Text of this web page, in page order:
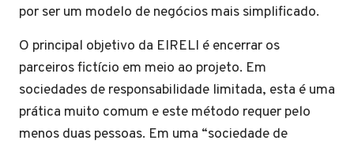
por ser um modelo de negócios mais simplificado.
O principal objetivo da EIRELI é encerrar os
parceiros fictício em meio ao projeto. Em
sociedades de responsabilidade limitada, esta é uma
prática muito comum e este método requer pelo
menos duas pessoas. Em uma “sociedade de